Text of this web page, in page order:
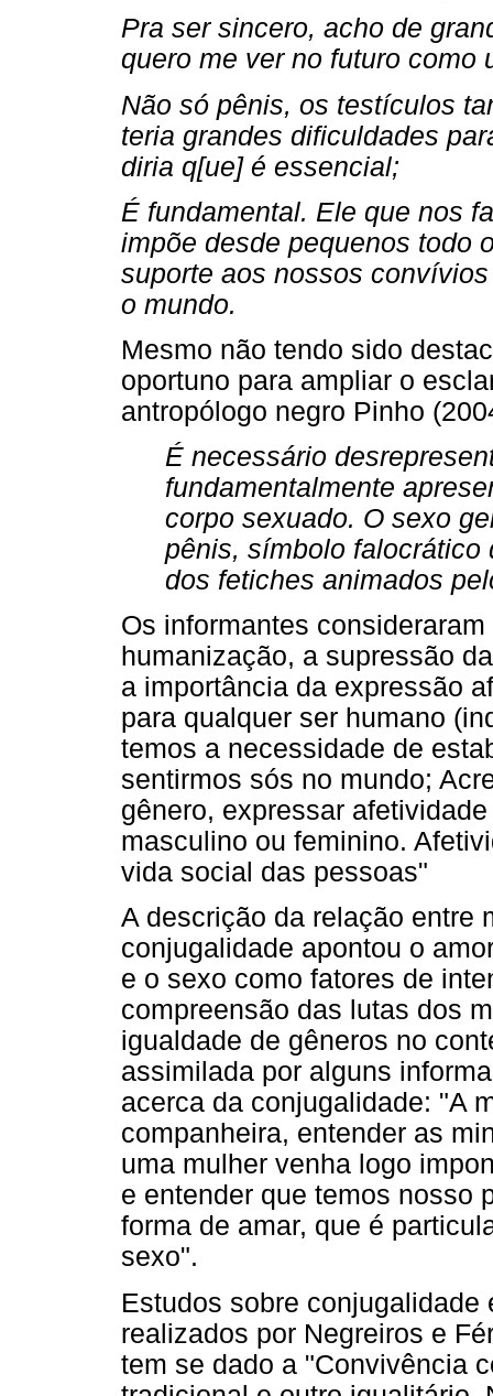
Pra ser sincero, acho de
quero me ver no futuro como
Não só pênis, os testículos
teria grandes dificuldades
diria q[ue] é essencial;
É fundamental. Ele que nos
impõe desde pequenos todo
suporte aos nossos
o mundo.
Mesmo não tendo sido
oportuno para ampliar o
antropólogo negro Pinho
É necessário
fundamentalmente
corpo sexuado. O sexo
pênis, símbolo falocrático
dos fetiches animados
Os informantes
humanização, a supressão
a importância da expressão
para qualquer ser humano
temos a necessidade de
sentirmos sós no mundo;
gênero, expressar
masculino ou feminino.
vida social das pessoas"
A descrição da relação entre
conjugalidade apontou o
e o sexo como fatores de
compreensão das lutas dos
igualdade de gêneros no
assimilada por alguns
acerca da conjugalidade: "A
companheira, entender as
uma mulher venha logo
e entender que temos nosso
forma de amar, que é
sexo".
Estudos sobre
realizados por Negreiros e
tem se dado a "Convivência